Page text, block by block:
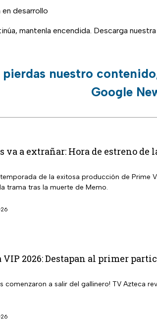
desarrollo
mantenla encendida. Descarga nuestra
pierdas nuestro
Google
va a extrañar: Hora de estreno de
de la exitosa producción de Prime
trama tras la muerte de Memo.
VIP 2026: Destapan al primer
comenzaron a salir del gallinero! TV Azteca